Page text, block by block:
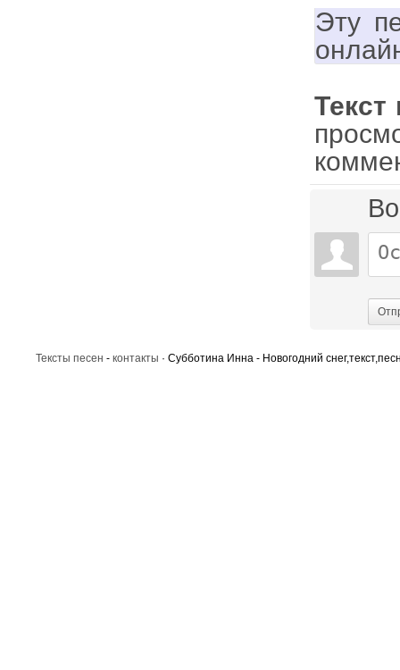
Эту
Тексты песен - контакты · Субботина Инна - Новогодний